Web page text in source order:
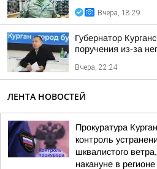
Вчера, 18:29
Губернатор
поручения из-за
Вчера, 22:24
ЛЕНТА НОВОСТЕЙ
Прокуратура
контроль
шквалистого
накануне в регионе